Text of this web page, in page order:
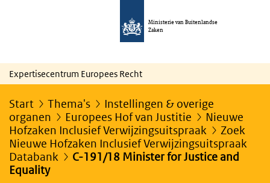
Ministerie van Buitenlandse
Zaken
Expertisecentrum Europees Recht
Start Thema's
Instellingen & overige
organen
Europees Hof van Justitie
Nieuwe
Hofzaken Inclusief Verwijzingsuitspraak
Zoek
Nieuwe Hofzaken Inclusief Verwijzingsuitspraak
Databank
C-191/18 Minister for Justice and
Equality